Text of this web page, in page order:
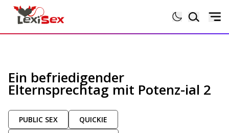
Lexikon
Testberichte
Ein befriedigender
Elternsprechtag mit Potenz-ial 2
PUBLIC SEX
QUICKIE